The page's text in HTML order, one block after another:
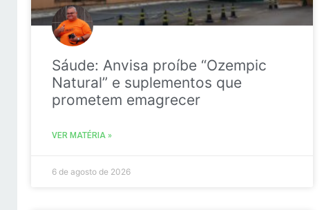
Sáude: Anvisa proíbe “Ozempic
Natural” e suplementos que
prometem emagrecer
VER MATÉRIA »
6 de agosto de 2026